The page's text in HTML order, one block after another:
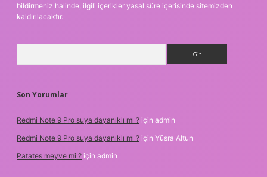
bildirmeniz halinde, ilgili içerikler yasal süre içerisinde sitemizden
kaldırılacaktır.
Son Yorumlar
Redmi Note 9 Pro suya dayanıklı mı ? için admin
Redmi Note 9 Pro suya dayanıklı mı ? için Yüsra Altun
Patates meyve mi ? için admin